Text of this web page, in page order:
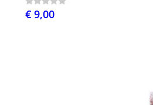
€ 9,00